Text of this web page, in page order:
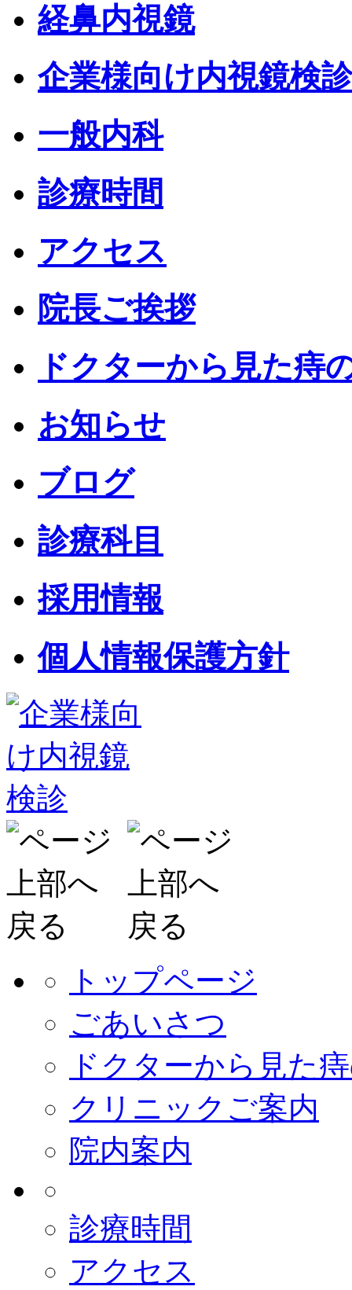
経鼻内視鏡
企業様向け内視鏡検診
一般内科
診療時間
アクセス
院長ご挨拶
ドクターから見た痔
お知らせ
ブログ
診療科目
採用情報
個人情報保護方針
トップページ
ごあいさつ
ドクターから見た
クリニックご案内
院内案内
診療時間
アクセス